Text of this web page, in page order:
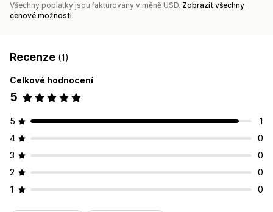
Všechny poplatky jsou fakturovány v měně USD. Zobrazit všechny
cenové možnosti
Recenze (1)
Celkové hodnocení
5
5
1
4
0
3
0
2
0
1
0